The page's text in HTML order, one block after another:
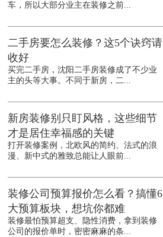
车，所以大部分业主在装修之前...
二手房要怎么装修？这5个诀窍请
收好
买完二手房，沈阳二手房装修成了不少业
主的头等大事。不同于新房，二...
新房装修别只盯风格，这些细节
才是居住幸福感的关键
打开装修案例，北欧风的简约、法式的浪
漫、新中式的雅致总能让人眼前...
装修公司预算报价怎么看？搞懂6
大预算板块，想坑你都难
装修最怕预算超支、隐性消费，拿到装修
公司的报价单时，密密麻麻的条...